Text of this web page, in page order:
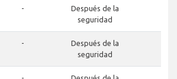
-
Después de la
seguridad
-
Después de la
seguridad